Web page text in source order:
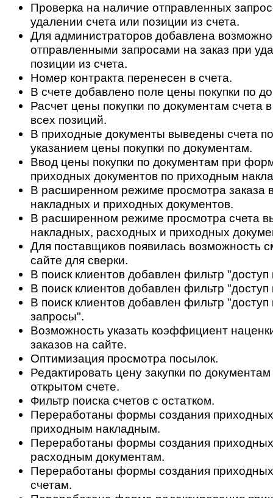
Проверка на наличие отправленных
удалении счета или позиции из счета.
Для администраторов добавлена
отправленными запросами на заказ при
позиции из счета.
Номер контракта перенесен в счета.
В счете добавлено поле цены покупки по
Расчет цены покупки по документам счета
всех позиций.
В приходные документы выведены счета
указанием цены покупки по документам.
Ввод цены покупки по документам при
приходных документов по приходным
В расширенном режиме просмотра заказа
накладных и приходных документов.
В расширенном режиме просмотра счета
накладных, расходных и приходных
Для поставщиков появилась возможность
сайте для сверки.
В поиск клиентов добавлен фильтр "доступ
В поиск клиентов добавлен фильтр "доступ
В поиск клиентов добавлен фильтр "доступ
запросы".
Возможность указать коэффициент
заказов на сайте.
Оптимизация просмотра посылок.
Редактировать цену закупки по
открытом счете.
Фильтр поиска счетов с остатком.
Переработаны формы создания
приходным накладным.
Переработаны формы создания
расходным документам.
Переработаны формы создания
счетам.